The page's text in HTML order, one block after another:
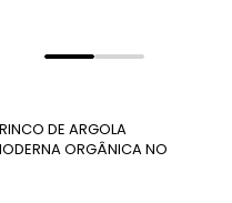
DE ARGOLA
ORGÂNICA NO